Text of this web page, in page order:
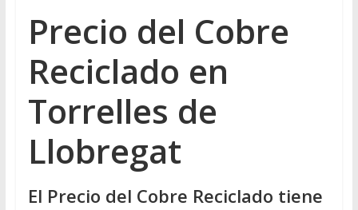
Precio del Cobre
Reciclado en
Torrelles de
Llobregat
El Precio del Cobre Reciclado tiene